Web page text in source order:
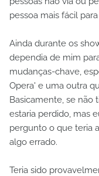
pessoa mais fácil
Ainda durante os
dependia de mim
mudanças-chave,
Opera' e uma outra
Basicamente, se não
estaria perdido, mas
pergunto o que teria
algo errado.
Teria sido